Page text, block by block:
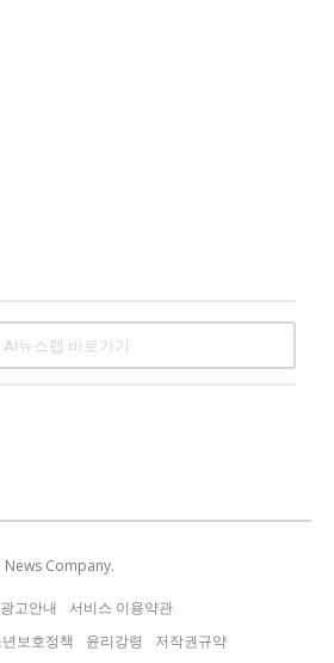
AI뉴스랩 바로가기
News Company.
광고안내
서비스 이용약관
보호정책 윤리강령 저작권규약